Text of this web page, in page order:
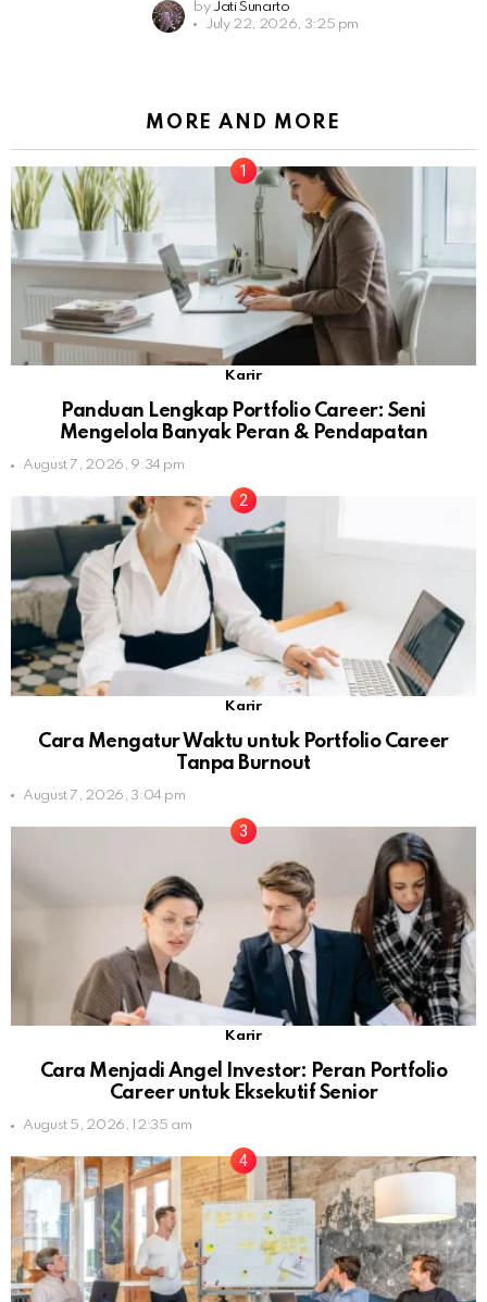
by Jati Sunarto
July 22, 2026, 3:25 pm
MORE AND MORE
Karir
Panduan Lengkap Portfolio Career: Seni
Mengelola Banyak Peran & Pendapatan
August 7, 2026, 9:34 pm
Karir
Cara Mengatur Waktu untuk Portfolio Career
Tanpa Burnout
August 7, 2026, 3:04 pm
Karir
Cara Menjadi Angel Investor: Peran Portfolio
Career untuk Eksekutif Senior
August 5, 2026, 12:35 am